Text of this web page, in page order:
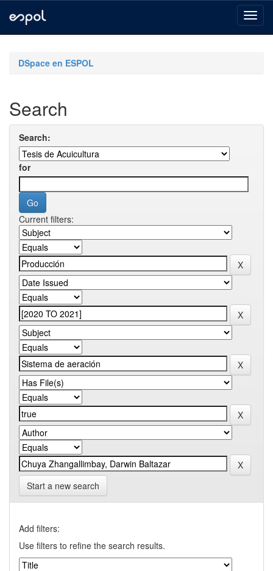
navigationDSpace en ESPOL
Search
Search:
for
Current filters:
Start a new search
Add filters:
Use filters to refine the search results.